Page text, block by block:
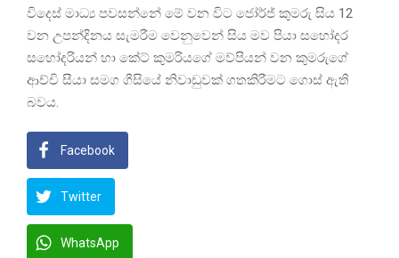
විදෙස් මාධ්‍ය පවසන්නේ මේ වන විට ජෝර්ජ් කුමරු සිය 12
වන උපන්දිනය සැමරීම වෙනුවෙන් සිය මව පියා සහෝදර
සහෝදරියන් හා කේට් කුමරියගේ මව්පියන් වන කුමරුගේ
ආච්චි සීයා සමග ගීසියේ නිවාඩුවක් ගතකිරීමට ගොස් ඇති
බවය.
Facebook
Twitter
WhatsApp